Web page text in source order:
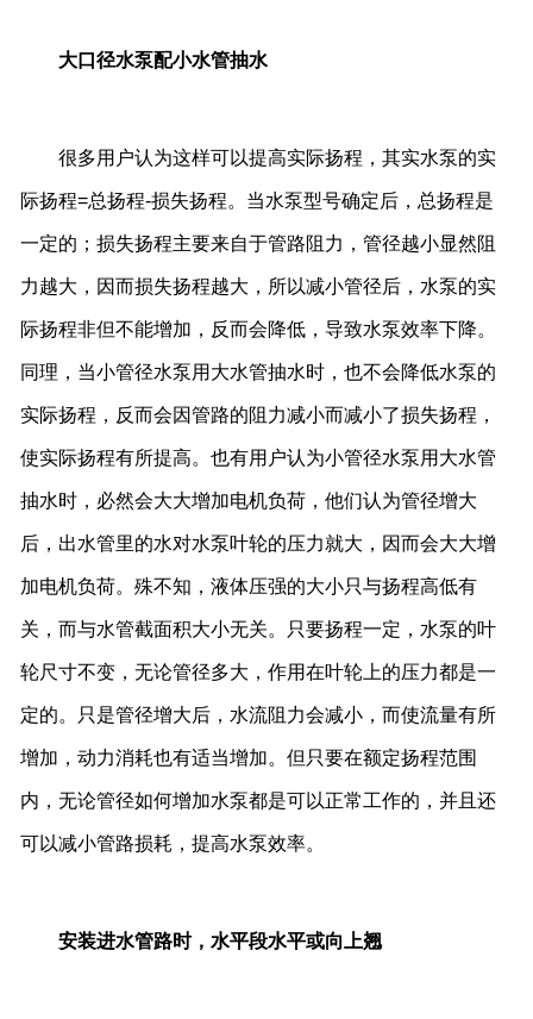
大口径水泵配小水管抽水
很多用户认为这样可以提高实际扬程，其实水泵的实
际扬程=总扬程-损失扬程。当水泵型号确定后，总扬程是
一定的；损失扬程主要来自于管路阻力，管径越小显然阻
力越大，因而损失扬程越大，所以减小管径后，水泵的实
际扬程非但不能增加，反而会降低，导致水泵效率下降。
同理，当小管径水泵用大水管抽水时，也不会降低水泵的
实际扬程，反而会因管路的阻力减小而减小了损失扬程，
使实际扬程有所提高。也有用户认为小管径水泵用大水管
抽水时，必然会大大增加电机负荷，他们认为管径增大
后，出水管里的水对水泵叶轮的压力就大，因而会大大增
加电机负荷。殊不知，液体压强的大小只与扬程高低有
关，而与水管截面积大小无关。只要扬程一定，水泵的叶
轮尺寸不变，无论管径多大，作用在叶轮上的压力都是一
定的。只是管径增大后，水流阻力会减小，而使流量有所
增加，动力消耗也有适当增加。但只要在额定扬程范围
内，无论管径如何增加水泵都是可以正常工作的，并且还
可以减小管路损耗，提高水泵效率。
安装进水管路时，水平段水平或向上翘